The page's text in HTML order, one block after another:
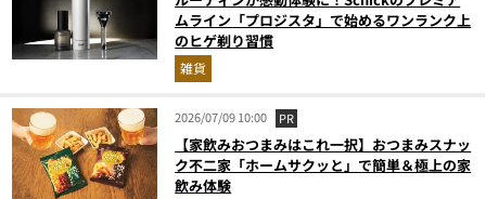
ムライン「プロジスタ」で始めるワンランク上
のヒゲ剃り習慣
雑貨
2026/07/09 10:00 PR
【家飲みおつまみはこれ一択】おつまみスナッ
ク不二家「ホームサクッと」で簡単＆極上の家
飲み体験